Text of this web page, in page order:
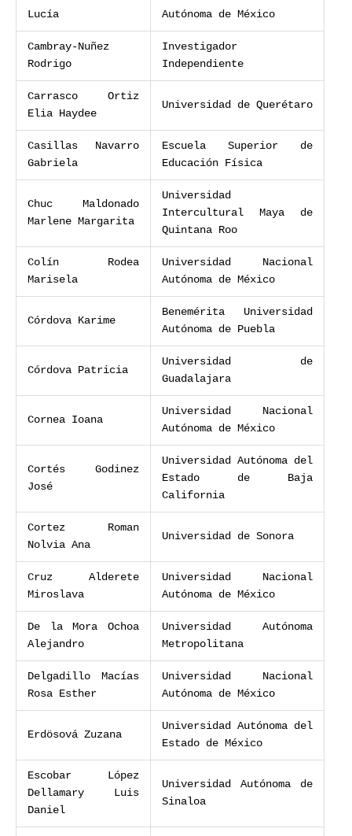
Lucía
Autónoma de México
Cambray-Nuñez
Rodrigo
Investigador
Independiente
Carrasco Ortiz
Elia Haydee
Universidad de Querétaro
Casillas Navarro
Gabriela
Escuela Superior de
Educación Física
Chuc Maldonado
Marlene Margarita
Universidad
Intercultural Maya de
Quintana Roo
Colín Rodea
Marisela
Universidad Nacional
Autónoma de México
Córdova Karime
Benemérita Universidad
Autónoma de Puebla
Córdova Patricia
Universidad de
Guadalajara
Cornea Ioana
Universidad Nacional
Autónoma de México
Cortés Godinez
José
Universidad Autónoma del
Estado de Baja
California
Cortez Roman
Nolvia Ana
Universidad de Sonora
Cruz Alderete
Miroslava
Universidad Nacional
Autónoma de México
De la Mora Ochoa
Alejandro
Universidad Autónoma
Metropolitana
Delgadillo Macías
Rosa Esther
Universidad Nacional
Autónoma de México
Erdösová Zuzana
Universidad Autónoma del
Estado de México
Escobar López
Dellamary Luis
Daniel
Universidad Autónoma de
Sinaloa